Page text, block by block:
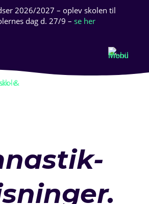
2026/2027 – oplev skolen til
dag d. 27/9 –se her